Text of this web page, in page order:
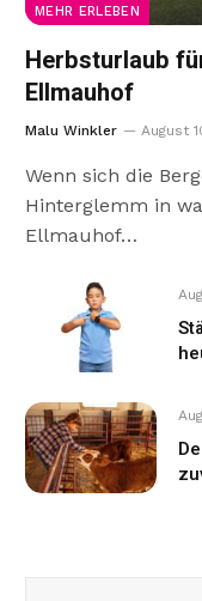
MEHR ERLEBEN
Herbsturlaub
Ellmauhof
Malu Winkler August
Wenn sich die
Hinterglemm in
Ellmauhof…